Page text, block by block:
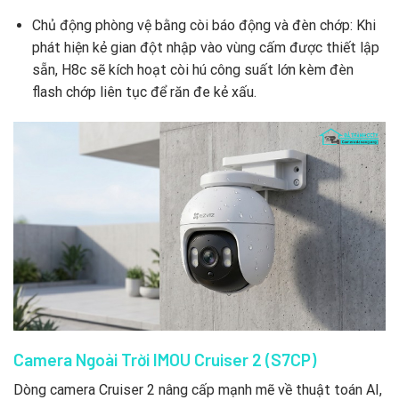
Chủ động phòng vệ bằng còi báo động và đèn chớp: Khi
phát hiện kẻ gian đột nhập vào vùng cấm được thiết lập
sẵn, H8c sẽ kích hoạt còi hú công suất lớn kèm đèn
flash chớp liên tục để răn đe kẻ xấu.
Camera Ngoài Trời IMOU Cruiser 2 (S7CP)
Dòng camera Cruiser 2 nâng cấp mạnh mẽ về thuật toán AI,